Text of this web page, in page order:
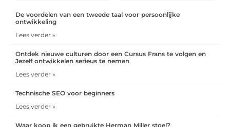
De voordelen van een tweede taal voor persoonlijke
ontwikkeling
Lees verder »
Ontdek nieuwe culturen door een Cursus Frans te volgen en
Jezelf ontwikkelen serieus te nemen
Lees verder »
Technische SEO voor beginners
Lees verder »
Waar koop ik een gebruikte Herman Miller stoel?